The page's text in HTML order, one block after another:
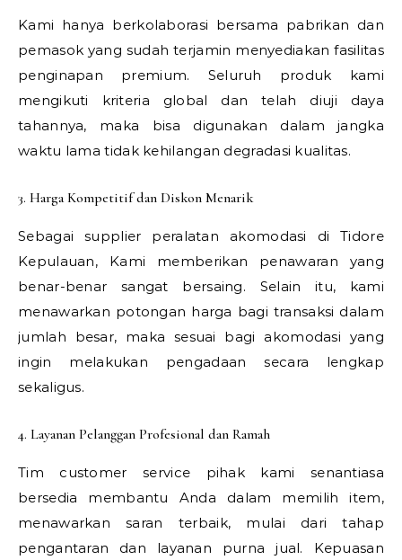
Kami hanya berkolaborasi bersama pabrikan dan
pemasok yang sudah terjamin menyediakan fasilitas
penginapan premium. Seluruh produk kami
mengikuti kriteria global dan telah diuji daya
tahannya, maka bisa digunakan dalam jangka
waktu lama tidak kehilangan degradasi kualitas.
3. Harga Kompetitif dan Diskon Menarik
Sebagai supplier peralatan akomodasi di Tidore
Kepulauan, Kami memberikan penawaran yang
benar-benar sangat bersaing. Selain itu, kami
menawarkan potongan harga bagi transaksi dalam
jumlah besar, maka sesuai bagi akomodasi yang
ingin melakukan pengadaan secara lengkap
sekaligus.
4. Layanan Pelanggan Profesional dan Ramah
Tim customer service pihak kami senantiasa
bersedia membantu Anda dalam memilih item,
menawarkan saran terbaik, mulai dari tahap
pengantaran dan layanan purna jual. Kepuasan